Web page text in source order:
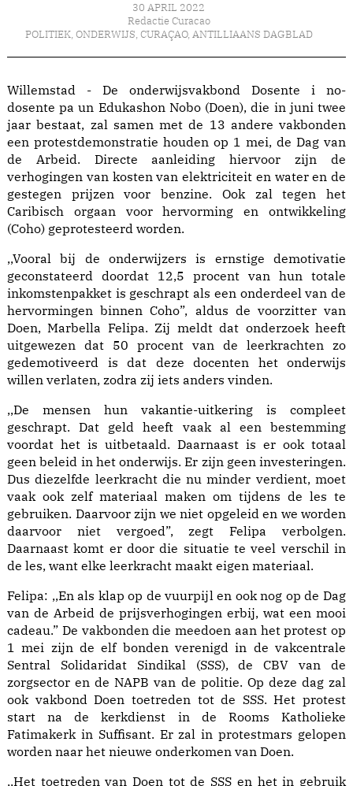
30 APRIL 2022
Redactie Curacao
POLITIEK, ONDERWIJS, CURAÇAO, ANTILLIAANS DAGBLAD
Willemstad - De onderwijsvakbond Dosente i no-
dosente pa un Edukashon Nobo (Doen), die in juni twee
jaar bestaat, zal samen met de 13 andere vakbonden
een protestdemonstratie houden op 1 mei, de Dag van
de Arbeid. Directe aanleiding hiervoor zijn de
verhogingen van kosten van elektriciteit en water en de
gestegen prijzen voor benzine. Ook zal tegen het
Caribisch orgaan voor hervorming en ontwikkeling
(Coho) geprotesteerd worden.
,,Vooral bij de onderwijzers is ernstige demotivatie
geconstateerd doordat 12,5 procent van hun totale
inkomstenpakket is geschrapt als een onderdeel van de
hervormingen binnen Coho”, aldus de voorzitter van
Doen, Marbella Felipa. Zij meldt dat onderzoek heeft
uitgewezen dat 50 procent van de leerkrachten zo
gedemotiveerd is dat deze docenten het onderwijs
willen verlaten, zodra zij iets anders vinden.
,,De mensen hun vakantie-uitkering is compleet
geschrapt. Dat geld heeft vaak al een bestemming
voordat het is uitbetaald. Daarnaast is er ook totaal
geen beleid in het onderwijs. Er zijn geen investeringen.
Dus diezelfde leerkracht die nu minder verdient, moet
vaak ook zelf materiaal maken om tijdens de les te
gebruiken. Daarvoor zijn we niet opgeleid en we worden
daarvoor niet vergoed”, zegt Felipa verbolgen.
Daarnaast komt er door die situatie te veel verschil in
de les, want elke leerkracht maakt eigen materiaal.
Felipa: ,,En als klap op de vuurpijl en ook nog op de Dag
van de Arbeid de prijsverhogingen erbij, wat een mooi
cadeau.” De vakbonden die meedoen aan het protest op
1 mei zijn de elf bonden verenigd in de vakcentrale
Sentral Solidaridat Sindikal (SSS), de CBV van de
zorgsector en de NAPB van de politie. Op deze dag zal
ook vakbond Doen toetreden tot de SSS. Het protest
start na de kerkdienst in de Rooms Katholieke
Fatimakerk in Suffisant. Er zal in protestmars gelopen
worden naar het nieuwe onderkomen van Doen.
,,Het toetreden van Doen tot de SSS en het in gebruik